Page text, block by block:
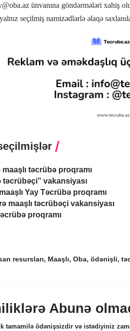
ünvanına göndərmələri xahiş
seçilmiş namizədlərlə əlaqə
təcrübə proqramı
təcrübəçi” vakansiyası
Yay Təcrübə proqramı
maaşlı təcrübəçi vakansiyası
proqramı
resursları, Maaşlı, Oba, ödənişli,
Abunə
tamamilə ödənişsizdir və istədiyiniz